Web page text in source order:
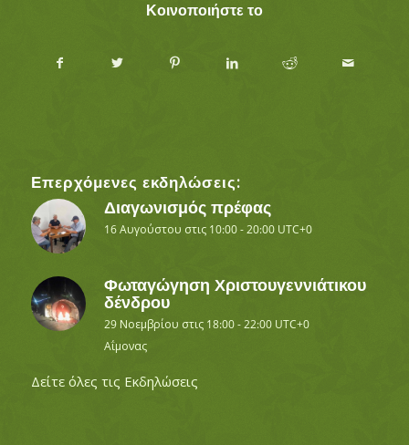
Κοινοποιήστε το
Επερχόμενες εκδηλώσεις:
Διαγωνισμός πρέφας
16 Αυγούστου στις 10:00-20:00 UTC+0
Φωταγώγηση Χριστουγεννιάτικου
δένδρου
29 Νοεμβρίου στις 18:00-22:00 UTC+0
Αΐμονας
Δείτε όλες τις Εκδηλώσεις